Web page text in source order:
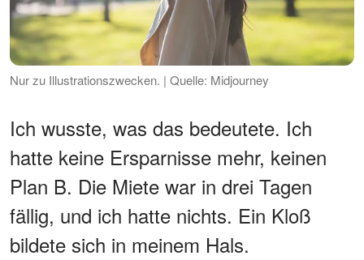
Nur zu Illustrationszwecken. | Quelle: Midjourney
Ich wusste, was das bedeutete. Ich
hatte keine Ersparnisse mehr, keinen
Plan B. Die Miete war in drei Tagen
fällig, und ich hatte nichts. Ein Kloß
bildete sich in meinem Hals.